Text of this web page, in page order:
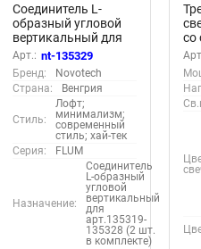
Соединитель L-
образный угловой
вертикальный для
арт.135319-135328
(2 шт. в комплекте)
«Novotech» 135329,
серия: FLUM
Арт.: nt-135329
Бренд:
Novotech
Страна:
Венгрия
Стиль:
Лофт;
минимализм;
современный
стиль; хай-тек
Серия:
FLUM
Назначение:
Соединитель
L-образный
угловой
вертикальный
для
арт.135319-
135328 (2 шт.
в комплекте)
со